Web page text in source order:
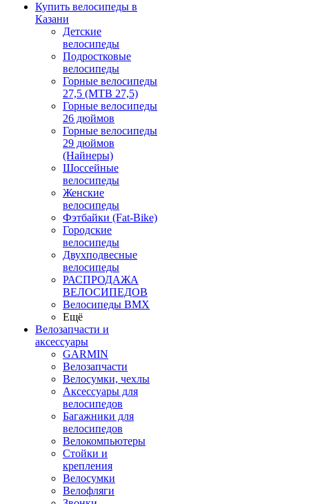
Купить велосипеды в
Казани
Детские
велосипеды
Подростковые
велосипеды
Горные велосипеды
27,5 (MTB 27,5)
Горные велосипеды
26 дюймов
Горные велосипеды
29 дюймов
(Найнеры)
Шоссейные
велосипеды
Женские
велосипеды
Фэтбайки (Fat-Bike)
Городские
велосипеды
Двухподвесные
велосипеды
РАСПРОДАЖА
ВЕЛОСИПЕДОВ
Велосипеды BMX
Ещё
Велозапчасти и
аксессуары
GARMIN
Велозапчасти
Велосумки, чехлы
Аксессуары для
велосипедов
Багажники для
велосипедов
Велокомпьютеры
Стойки и
крепления
Велосумки
Велофляги